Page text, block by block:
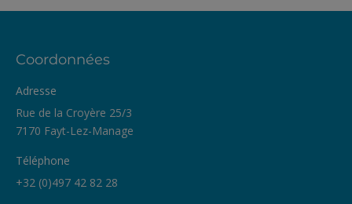
Coordonnées
Adresse
Rue de la Croyère 25/3
7170 Fayt-Lez-Manage
Téléphone
+32 (0)497 42 82 28